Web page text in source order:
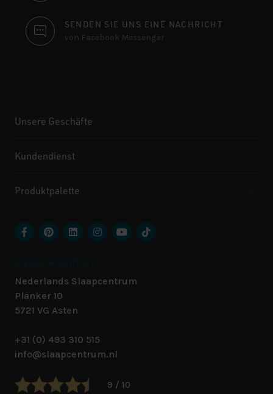
SENDEN SIE UNS EINE NACHRICHT
von Facebook Messenger
Unsere Geschäfte
Kundendienst
Produktpalette
Nederlands Slaapcentrum
Planker 10
5721 VG Asten
+31 (0) 493 310 515
info@slaapcentrum.nl
9 / 10